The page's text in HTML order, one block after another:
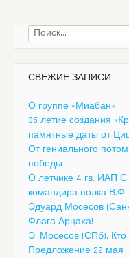
Найти:
СВЕЖИЕ ЗАПИСИ
О группе «Миабан»
35-летие создания
памятные даты от
От гениального
победы
О летчике 4 гв. ИАП
командира полка В.Ф.
Эдуард Мосесов
Флага Арцаха!
Э. Мосесов (СПб). Кто
Предложение 22 мая